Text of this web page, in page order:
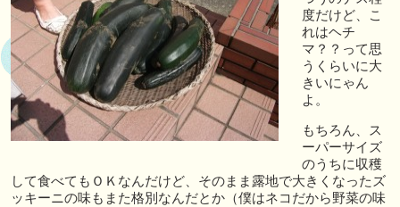
度だけど、こ
れはヘチ
マ？？って思
うくらいに大
きいにゃん
よ。
もちろん、ス
ーパーサイズ
のうちに収穫
して食べてもＯＫなんだけど、そのまま露地で大きくなったズ
ッキーニの味もまた格別なんだとか（僕はネコだから野菜の味